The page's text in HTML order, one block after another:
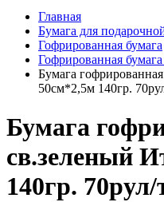
Главная
Бумага для
Гофрированная бумага
Гофрированная
Бумага
50см*2,5м 140гр.
Бумага
св.зеленый
140гр.